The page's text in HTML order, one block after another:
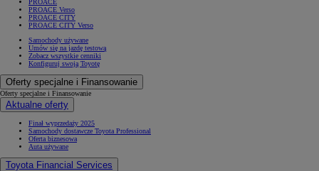
PROACE Verso
PROACE CITY
PROACE CITY Verso
Samochody używane
Umów się na jazdę testową
Zobacz wszystkie cenniki
Konfiguruj swoją Toyotę
Oferty specjalne i Finansowanie
Oferty specjalne i Finansowanie
Aktualne oferty
Finał wyprzedaży 2025
Samochody dostawcze Toyota Professional
Oferta biznesowa
Auta używane
Toyota Financial Services